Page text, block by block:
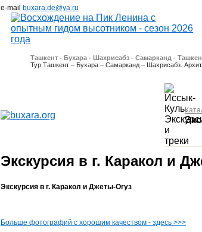
e-mail buxara.de@ya.ru
Ташкент - Бухара - Шахрисабз - Самарканд -
Тур Ташкент – Бухара – Самарканд – Шахрисабз.
Экскурсия в г. Каракол и
Экскурсия в г. Каракол и Джеты-Огуз
Больше фотографий с хорошим качеством - здесь >>>